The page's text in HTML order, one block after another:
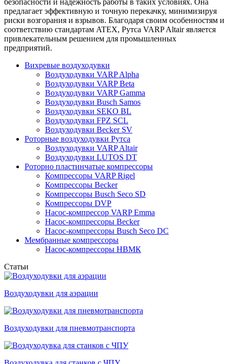
безопасности и надежность работы в таких условиях. Она
предлагает эффективную и точную перекачку, минимизируя
риски возгорания и взрывов. Благодаря своим особенностям и
соответствию стандартам ATEX, Рутса VARP Altair является
привлекательным решением для промышленных
предприятий.
Вихревые воздуходувки
Воздуходувки VARP Alpha
Воздуходувки VARP Beta
Воздуходувки VARP Gamma
Воздуходувки Busch Samos
Воздуходувки SEKO BL
Воздуходувки FPZ SCL
Воздуходувки Becker SV
Роторные воздуходувки Рутса
Воздуходувки VARP Altair
Воздуходувки LUTOS DT
Роторно пластинчатые компрессоры
Компрессоры VARP Rigel
Компрессоры Becker
Компрессоры Busch Seco SD
Компрессоры DVP
Насос-компрессор VARP Emma
Насос-компрессоры Becker
Насос-компрессоры Busch Seco DC
Мембранные компрессоры
Насос-компрессоры НВМК
Статьи
Воздуходувки для аэрации
Воздуходувки для пневмотранспорта